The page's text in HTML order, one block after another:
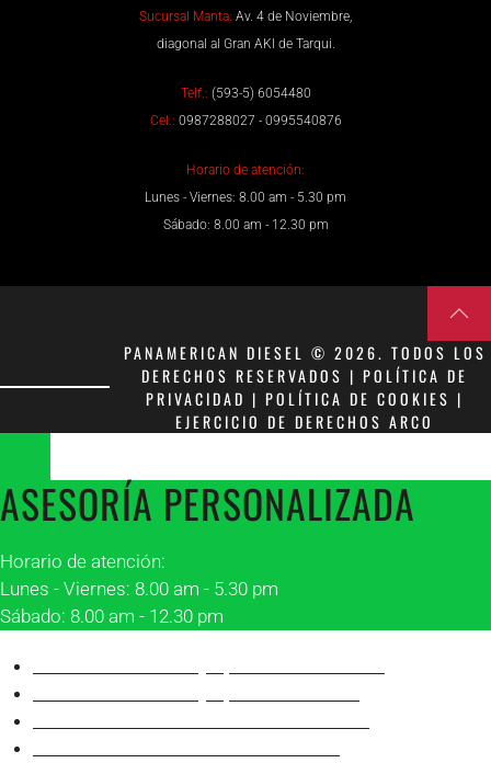
Sucursal Manta: Av. 4 de Noviembre,
diagonal al Gran AKI de Tarqui.
Telf.: (593-5) 6054480
Cel.: 0987288027 - 0995540876
Horario de atención:
Lunes - Viernes: 8.00 am - 5.30 pm
Sábado: 8.00 am - 12.30 pm
PANAMERICAN DIESEL © 2026. TODOS LOS
DERECHOS RESERVADOS | POLÍTICA DE
PRIVACIDAD | POLÍTICA DE COOKIES |
EJERCICIO DE DERECHOS ARCO
ASESORÍA PERSONALIZADA
Horario de atención:
Lunes - Viernes: 8.00 am - 5.30 pm
Sábado: 8.00 am - 12.30 pm